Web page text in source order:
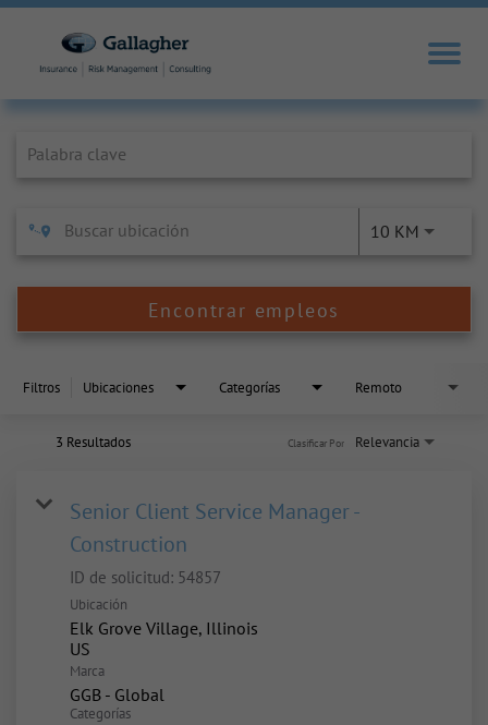
10 KM
Encontrar empleos
Filtros Ubicaciones Categorías Remoto
3 Resultados Relevancia
Clasificar Por
Senior Client Service Manager -
Construction
ID de solicitud: 54857
Ubicación
Elk Grove Village, Illinois
Marca
GGB - Global
Categorías